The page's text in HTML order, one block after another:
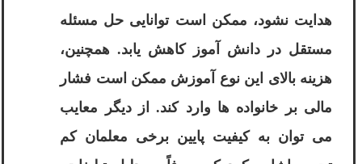
هدایت نشود، ممکن است توانایی حل مسئله
مستقل در دانش آموز کاهش یابد. همچنین،
هزینه بالای این نوع آموزش ممکن است فشار
مالی بر خانواده ها وارد کند. از دیگر معایب
می توان به کیفیت پایین برخی معلمان کم